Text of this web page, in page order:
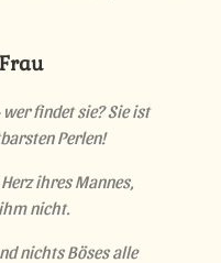
findet sie? Sie ist
Perlen!
ihres Mannes,
nicht.
nichts Böses alle